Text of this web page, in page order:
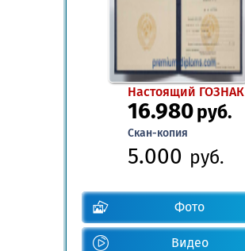
Настоящий ГОЗНАК
16.980руб.
Скан-копия
5.000 руб.
Фото
Видео